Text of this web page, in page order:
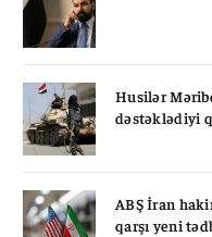
Husilər
dəstəklədiyi
ABŞ İran
qarşı yeni